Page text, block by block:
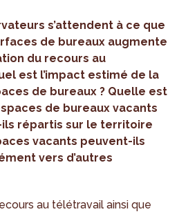
s’attendent à ce que
de bureaux augmente
du recours au
est l’impact estimé de la
de bureaux ? Quelle est
de bureaux vacants
répartis sur le territoire
vacants peuvent-ils
vers d’autres
au télétravail ainsi que